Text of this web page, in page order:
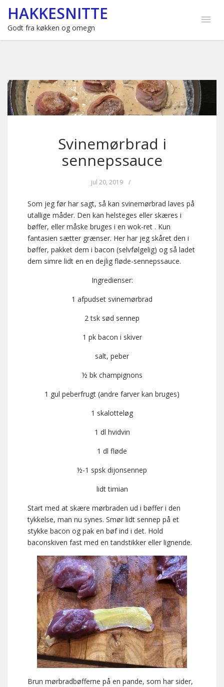
HAKKESNITTE
Godt fra køkken og omegn
Svinemørbrad i
sennepssauce
jul 20, 2019 /
Som jeg før har sagt, så kan svinemørbrad laves på
utallige måder. Den kan helsteges eller skæres i
bøffer, eller måske bruges i en wok-ret . Kun
fantasien sætter grænser. Her har jeg skåret den i
bøffer, pakket dem i bacon (selvfølgelig) og så ladet
dem simre lidt en en dejlig fløde-sennepssauce.
Ingredienser:
1 afpudset svinemørbrad
2 tsk sød sennep
1 pk bacon i skiver
salt, peber
½ bk champignons
1 gul peberfrugt (andre farver kan bruges)
1 skalotteløg
1 dl hvidvin
1 dl fløde
½-1 spsk dijonsennep
lidt timian
Start med at skære mørbraden ud i bøffer i den
tykkelse, man nu synes. Smør lidt sennep på et
stykke bacon og pak en bøf ind i det. Hold
baconskiven fast med en tandstikker eller lignende.
Brun mørbradbøfferne på en pande, som har sider,